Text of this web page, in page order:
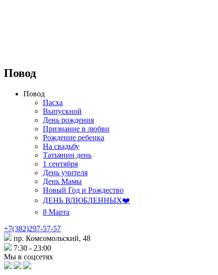
Повод
Повод
Пасха
Выпускной
День рождения
Признание в любви
Рождение ребенка
На свадьбу
Татьянин день
1 сентября
День учителя
День Мамы
Новый Год и Рождество
ДЕНЬ ВЛЮБЛЕННЫХ❤️
8 Марта
+7(382)297-57-57
пр. Комсомольский, 48
7:30 - 23:00
Мы в соцсетях